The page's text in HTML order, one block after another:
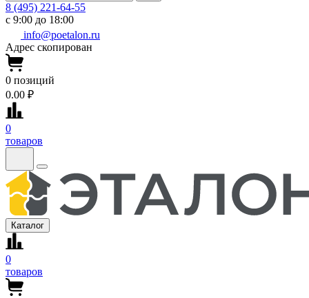
8 (495) 221-64-55
с 9:00 до 18:00
info@poetalon.ru
Адрес скопирован
0 позиций
0.00 ₽
0
товаров
Каталог
0
товаров